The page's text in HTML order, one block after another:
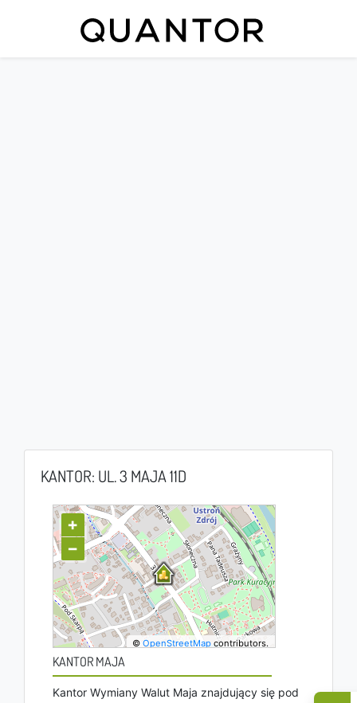
KANTOR: UL. 3 MAJA 11D
+
−
©OpenStreetMap contributors.
KANTOR MAJA
Kantor Wymiany Walut Maja znajdujący się pod